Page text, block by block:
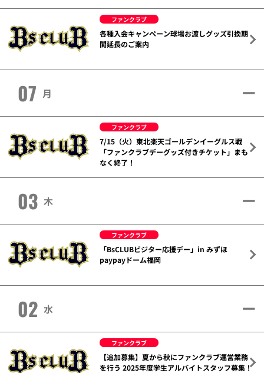
ファンクラブ
各種入会キャンペーン球場お渡しグッズ引換期
間延長のご案内
07 月
ファンクラブ
7/15（火）東北楽天ゴールデンイーグルス戦
「ファンクラブデーグッズ付きチケット」まも
なく終了！
03 木
ファンクラブ
「BsCLUBビジター応援デー」in みずほ
paypayドーム福岡
02 水
ファンクラブ
【追加募集】夏から秋にファンクラブ運営業務
を行う 2025年度学生アルバイトスタッフ募集！